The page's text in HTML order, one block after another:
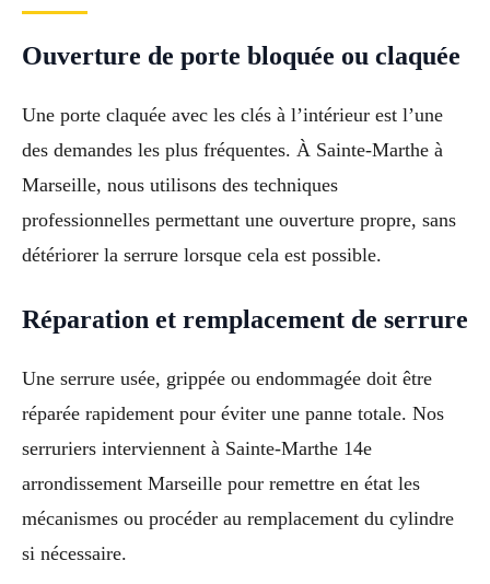
Ouverture de porte bloquée ou claquée
Une porte claquée avec les clés à l’intérieur est l’une
des demandes les plus fréquentes. À Sainte-Marthe à
Marseille, nous utilisons des techniques
professionnelles permettant une ouverture propre, sans
détériorer la serrure lorsque cela est possible.
Réparation et remplacement de serrure
Une serrure usée, grippée ou endommagée doit être
réparée rapidement pour éviter une panne totale. Nos
serruriers interviennent à Sainte-Marthe 14e
arrondissement Marseille pour remettre en état les
mécanismes ou procéder au remplacement du cylindre
si nécessaire.